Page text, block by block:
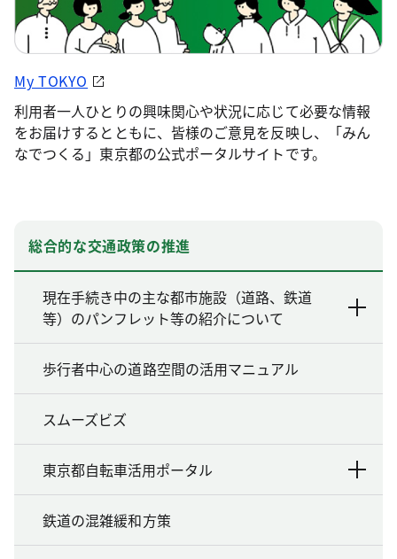
My TOKYO
利用者一人ひとりの興味関心や状況に応じて必要な情報
をお届けするとともに、皆様のご意見を反映し、「みん
なでつくる」東京都の公式ポータルサイトです。
総合的な交通政策の推進
現在手続き中の主な都市施設（道路、鉄道
等）のパンフレット等の紹介について
歩行者中心の道路空間の活用マニュアル
スムーズビズ
東京都自転車活用ポータル
鉄道の混雑緩和方策